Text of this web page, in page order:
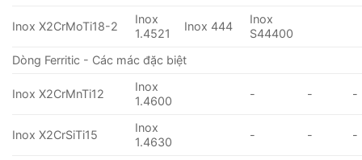
Inox X2CrMoTi18-2
Inox
1.4521
Inox 444
Inox
S44400
Dòng Ferritic - Các mác đặc biệt
Inox X2CrMnTi12
Inox
1.4600
- - -
Inox X2CrSiTi15
Inox
1.4630
- - -